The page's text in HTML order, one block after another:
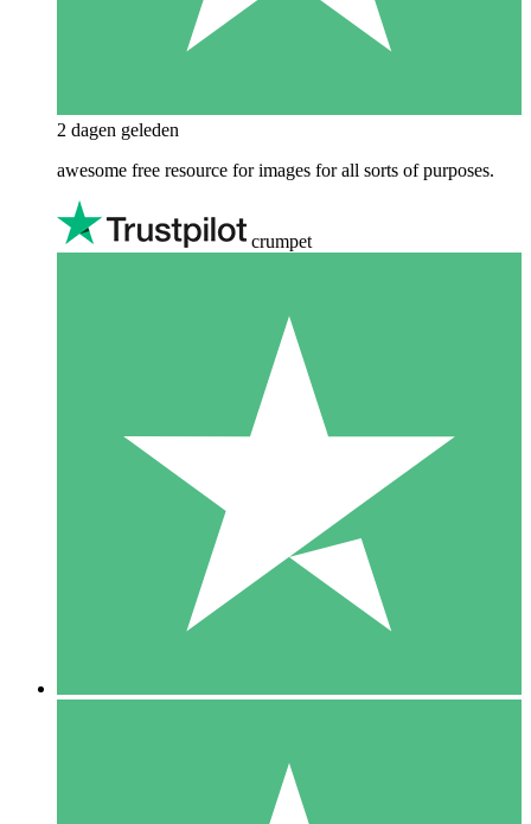
2 dagen geleden
awesome free resource for images for all sorts of purposes.
crumpet